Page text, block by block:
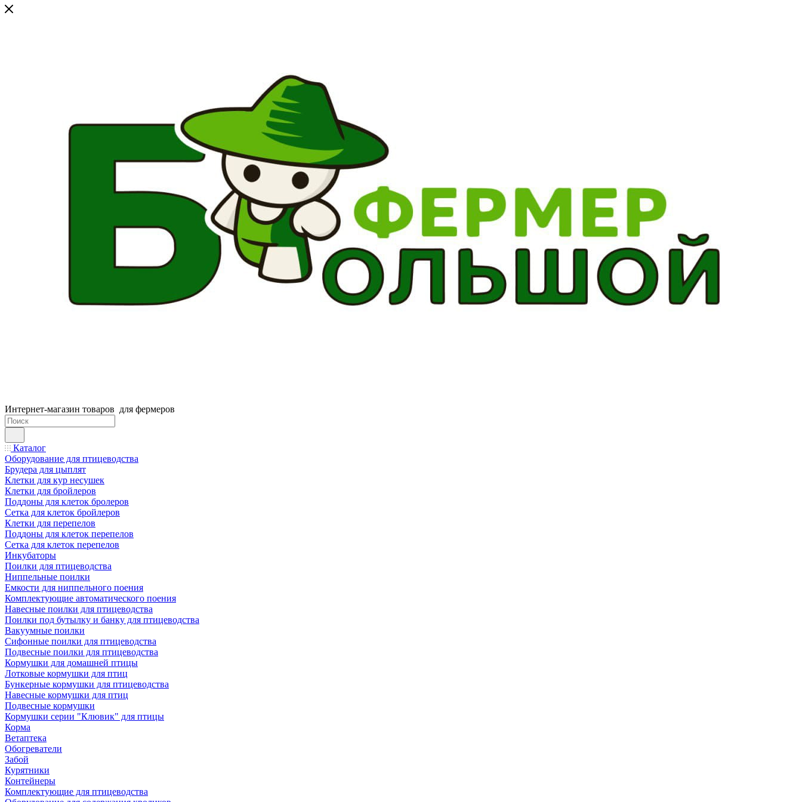
Интернет-магазин товаров для фермеров
Каталог
Оборудование для птицеводства
Брудера для цыплят
Клетки для кур несушек
Клетки для бройлеров
Поддоны для клеток бролеров
Сетка для клеток бройлеров
Клетки для перепелов
Поддоны для клеток перепелов
Сетка для клеток перепелов
Инкубаторы
Поилки для птицеводства
Ниппельные поилки
Емкости для ниппельного поения
Комплектующие автоматического поения
Навесные поилки для птицеводства
Поилки под бутылку и банку для птицеводства
Вакуумные поилки
Сифонные поилки для птицеводства
Подвесные поилки для птицеводства
Кормушки для домашней птицы
Лотковые кормушки для птиц
Бункерные кормушки для птицеводства
Навесные кормушки для птиц
Подвесные кормушки
Кормушки серии "Клювик" для птицы
Корма
Ветаптека
Обогреватели
Забой
Курятники
Контейнеры
Комплектующие для птицеводства